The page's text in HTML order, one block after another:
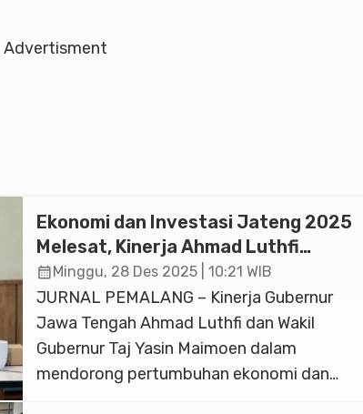
Advertisment
Ekonomi dan Investasi Jateng 2025
Melesat, Kinerja Ahmad Luthfi
Diapresiasi Akademisi
calendar_monthMinggu, 28 Des 2025 | 10:21 WIB
JURNAL PEMALANG – Kinerja Gubernur
Jawa Tengah Ahmad Luthfi dan Wakil
Gubernur Taj Yasin Maimoen dalam
mendorong pertumbuhan ekonomi dan